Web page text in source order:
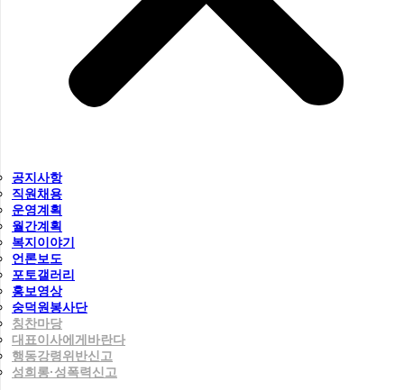
공지사항
직원채용
운영계획
월간계획
복지이야기
언론보도
포토갤러리
홍보영상
숭덕원봉사단
칭찬마당
대표이사에게바란다
행동강령위반신고
성희롱·성폭력신고